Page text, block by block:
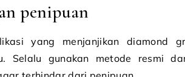
penipuan
yang menjanjikan diamond
Selalu gunakan metode resmi